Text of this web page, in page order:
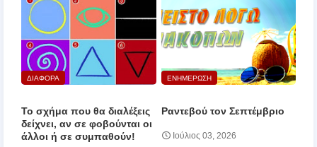
ΔΙΑΦΟΡΑ
Το σχήμα που θα διαλέξεις
δείχνει, αν σε φοβούνται οι
άλλοι ή σε συμπαθούν!
ΕΝΗΜΕΡΩΣΗ
Ραντεβού τον Σεπτέμβριο
Ιούλιος 03, 2026